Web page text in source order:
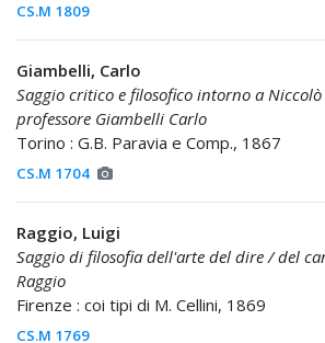
CS.M 1809
Giambelli, Carlo
Saggio critico e filosofico intorno a
professore Giambelli Carlo
Torino : G.B. Paravia e Comp., 1867
CS.M 1704
Raggio, Luigi
Saggio di filosofia dell'arte del dire / del
Raggio
Firenze : coi tipi di M. Cellini, 1869
CS.M 1769